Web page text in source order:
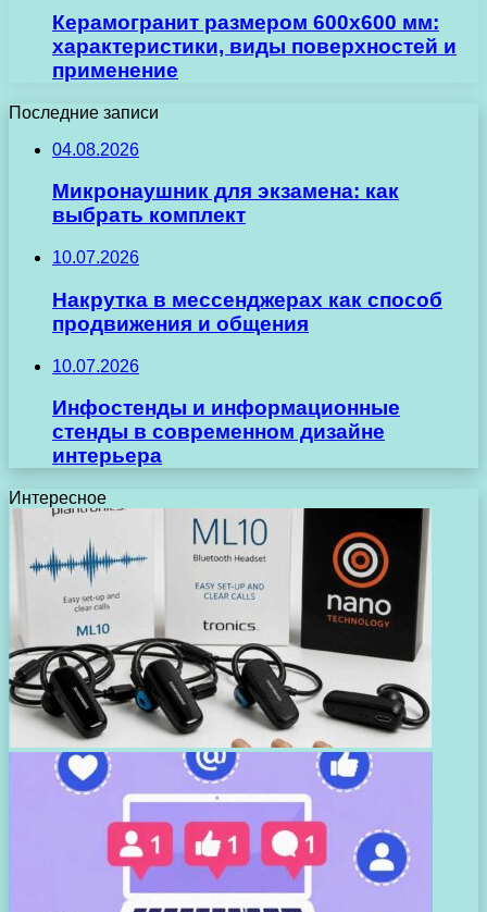
Керамогранит размером 600х600 мм:
характеристики, виды поверхностей и
применение
Последние записи
04.08.2026
Микронаушник для экзамена: как
выбрать комплект
10.07.2026
Накрутка в мессенджерах как способ
продвижения и общения
10.07.2026
Инфостенды и информационные
стенды в современном дизайне
интерьера
Интересное